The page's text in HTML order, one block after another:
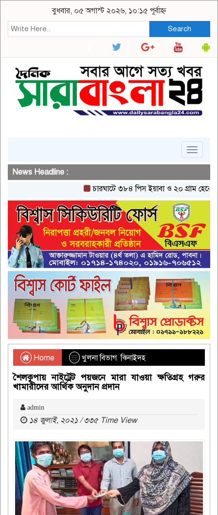
বুধবার, ০৫ অগাস্ট ২০২৬, ১০:১৫ পূর্বাহ্ন
Search
Toggle
News Headline :
চারঘাটে ৩৮৪ পিস ইয়াবা ও ২০ গ্রাম হেরোইনসহ
Home খুলনা বিভাগ,ঝিনাইদহ
শৈলকুপায় নাই‌ট্রেট পয়‌জনে মারা যাওয়া ক্ষতিগ্রহ গরুর
খামারী‌দের আর্থিক অনুদান প্রদান
admin
১৪ জুলাই, ২০২১ / ৩৩৫ Time View